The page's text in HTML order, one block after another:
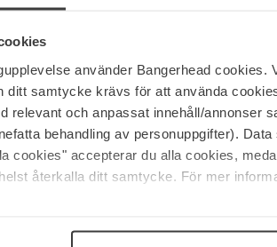
använder Bangerhead
ditt samtycke krävs för att använda
relevant och anpassat innehåll/annonser
behandling av personuppgifter).
cookies" accepterar du alla cookies,
återkalla ditt samtycke. För mer
kr
Seen
INITIO
Oud for
50 ml